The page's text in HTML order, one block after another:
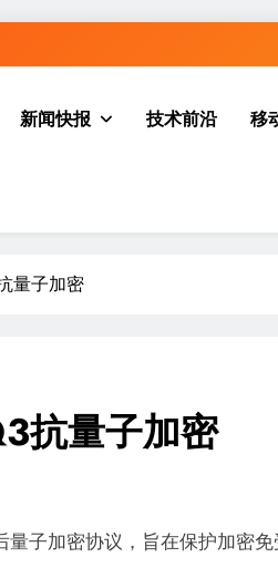
新闻快报 技术前沿 移
量子加密
抗量子加密
子加密协议，旨在保护加密免